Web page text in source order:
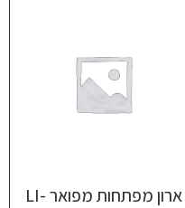
ארון מפתחות מפואר ‎LI-